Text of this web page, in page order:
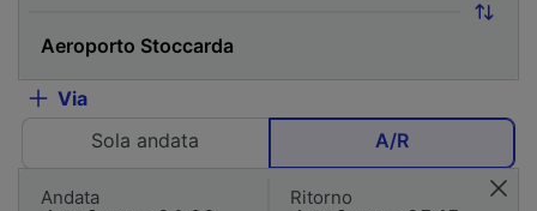
Via
Sola andata
A/R
Andata Ritorno